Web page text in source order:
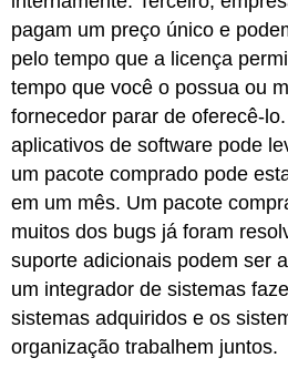
pagam um preço único e
pelo tempo que a licença
tempo que você o possua ou
fornecedor parar de oferecê-
aplicativos de software pode
um pacote comprado pode
em um mês. Um pacote
muitos dos bugs já foram
suporte adicionais podem ser
um integrador de sistemas
sistemas adquiridos e os
organização trabalhem juntos.